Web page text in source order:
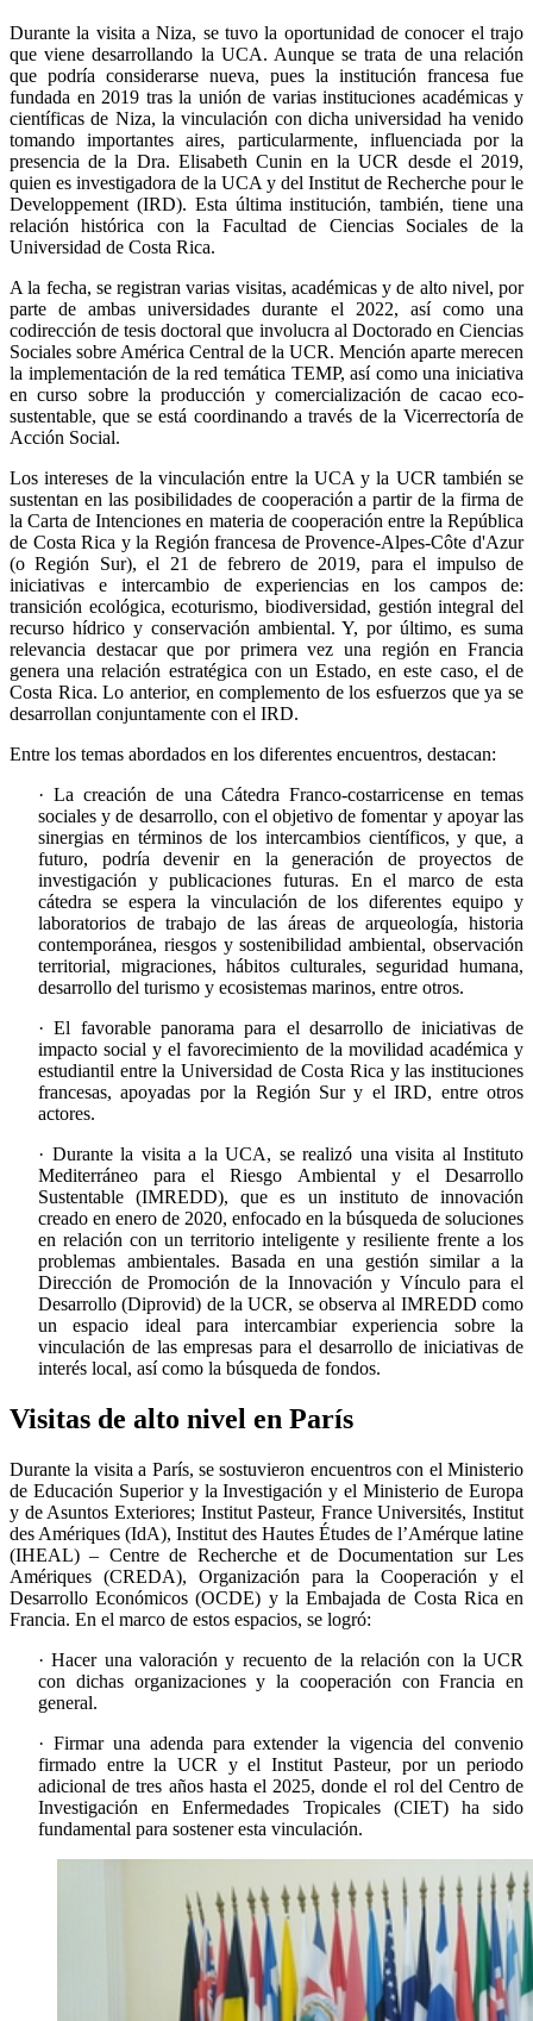
Durante la visita a Niza, se tuvo la oportunidad de conocer el trajo
que viene desarrollando la UCA. Aunque se trata de una relación
que podría considerarse nueva, pues la institución francesa fue
fundada en 2019 tras la unión de varias instituciones académicas y
científicas de Niza, la vinculación con dicha universidad ha venido
tomando importantes aires, particularmente, influenciada por la
presencia de la Dra. Elisabeth Cunin en la UCR desde el 2019,
quien es investigadora de la UCA y del Institut de Recherche pour le
Developpement (IRD). Esta última institución, también, tiene una
relación histórica con la Facultad de Ciencias Sociales de la
Universidad de Costa Rica.
A la fecha, se registran varias visitas, académicas y de alto nivel, por
parte de ambas universidades durante el 2022, así como una
codirección de tesis doctoral que involucra al Doctorado en Ciencias
Sociales sobre América Central de la UCR. Mención aparte merecen
la implementación de la red temática TEMP, así como una iniciativa
en curso sobre la producción y comercialización de cacao eco-
sustentable, que se está coordinando a través de la Vicerrectoría de
Acción Social.
Los intereses de la vinculación entre la UCA y la UCR también se
sustentan en las posibilidades de cooperación a partir de la firma de
la Carta de Intenciones en materia de cooperación entre la República
de Costa Rica y la Región francesa de Provence-Alpes-Côte d'Azur
(o Región Sur), el 21 de febrero de 2019, para el impulso de
iniciativas e intercambio de experiencias en los campos de:
transición ecológica, ecoturismo, biodiversidad, gestión integral del
recurso hídrico y conservación ambiental. Y, por último, es suma
relevancia destacar que por primera vez una región en Francia
genera una relación estratégica con un Estado, en este caso, el de
Costa Rica. Lo anterior, en complemento de los esfuerzos que ya se
desarrollan conjuntamente con el IRD.
Entre los temas abordados en los diferentes encuentros, destacan:
· La creación de una Cátedra Franco-costarricense en temas
sociales y de desarrollo, con el objetivo de fomentar y apoyar las
sinergias en términos de los intercambios científicos, y que, a
futuro, podría devenir en la generación de proyectos de
investigación y publicaciones futuras. En el marco de esta
cátedra se espera la vinculación de los diferentes equipo y
laboratorios de trabajo de las áreas de arqueología, historia
contemporánea, riesgos y sostenibilidad ambiental, observación
territorial, migraciones, hábitos culturales, seguridad humana,
desarrollo del turismo y ecosistemas marinos, entre otros.
· El favorable panorama para el desarrollo de iniciativas de
impacto social y el favorecimiento de la movilidad académica y
estudiantil entre la Universidad de Costa Rica y las instituciones
francesas, apoyadas por la Región Sur y el IRD, entre otros
actores.
· Durante la visita a la UCA, se realizó una visita al Instituto
Mediterráneo para el Riesgo Ambiental y el Desarrollo
Sustentable (IMREDD), que es un instituto de innovación
creado en enero de 2020, enfocado en la búsqueda de soluciones
en relación con un territorio inteligente y resiliente frente a los
problemas ambientales. Basada en una gestión similar a la
Dirección de Promoción de la Innovación y Vínculo para el
Desarrollo (Diprovid) de la UCR, se observa al IMREDD como
un espacio ideal para intercambiar experiencia sobre la
vinculación de las empresas para el desarrollo de iniciativas de
interés local, así como la búsqueda de fondos.
Visitas de alto nivel en París
Durante la visita a París, se sostuvieron encuentros con el Ministerio
de Educación Superior y la Investigación y el Ministerio de Europa
y de Asuntos Exteriores; Institut Pasteur, France Universités, Institut
des Amériques (IdA), Institut des Hautes Études de l’Amérque latine
(IHEAL) – Centre de Recherche et de Documentation sur Les
Amériques (CREDA), Organización para la Cooperación y el
Desarrollo Económicos (OCDE) y la Embajada de Costa Rica en
Francia. En el marco de estos espacios, se logró:
· Hacer una valoración y recuento de la relación con la UCR
con dichas organizaciones y la cooperación con Francia en
general.
· Firmar una adenda para extender la vigencia del convenio
firmado entre la UCR y el Institut Pasteur, por un periodo
adicional de tres años hasta el 2025, donde el rol del Centro de
Investigación en Enfermedades Tropicales (CIET) ha sido
fundamental para sostener esta vinculación.